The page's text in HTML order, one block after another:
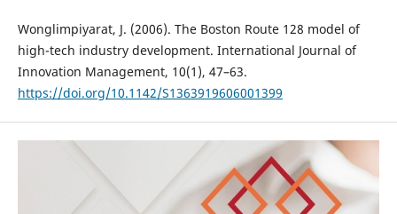
Wonglimpiyarat, J. (2006). The Boston Route 128 model of
high-tech industry development. International Journal of
Innovation Management, 10(1), 47–63.
https://doi.org/10.1142/S1363919606001399